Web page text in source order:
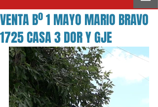
VENTA Bº 1 MAYO MARIO BRAVO
1725 CASA 3 DOR Y GJE